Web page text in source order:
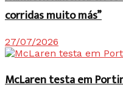
corridas muito más”
27/07/2026
McLaren testa em